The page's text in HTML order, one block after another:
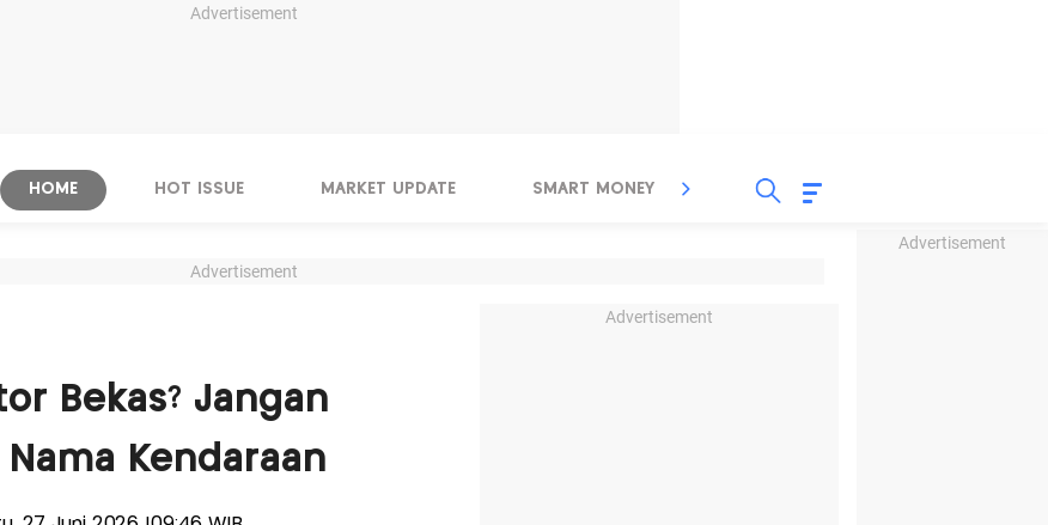
Advertisement
Advertisement
HOME HOT ISSUE MARKET UPDATE SMART MONEY INSPIRASI BISNIS
Advertisement
Bekas? Jangan
Kendaraan
Advertisement